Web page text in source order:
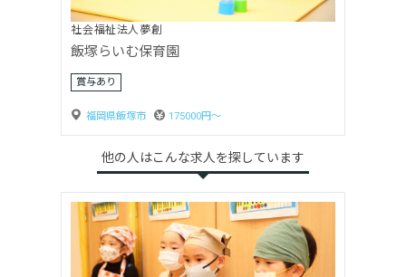
合同会社モア
MORE～モア 立岩校
福岡県飯塚市
他の人はこんな求人を探しています